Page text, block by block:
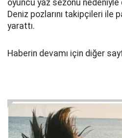
oyuncu yaz sezonu nedeniyle
Deniz pozlarını takipçileri ile
yarattı.
Haberin devamı için diğer